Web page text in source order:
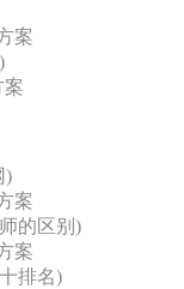
案
案
)
案
的区别)
案
排名)